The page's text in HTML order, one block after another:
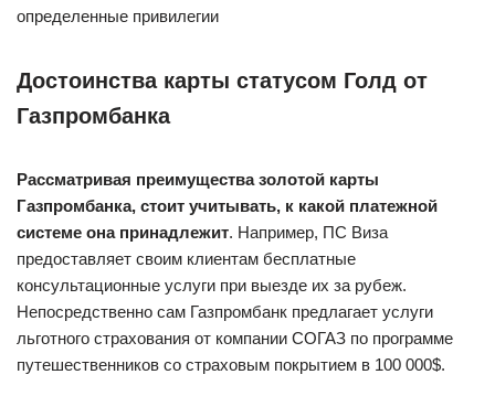
определенные привилегии
Достоинства карты статусом Голд от
Газпромбанка
Рассматривая преимущества золотой карты
Газпромбанка, стоит учитывать, к какой платежной
системе она принадлежит. Например, ПС Виза
предоставляет своим клиентам бесплатные
консультационные услуги при выезде их за рубеж.
Непосредственно сам Газпромбанк предлагает услуги
льготного страхования от компании СОГАЗ по программе
путешественников со страховым покрытием в 100 000$.